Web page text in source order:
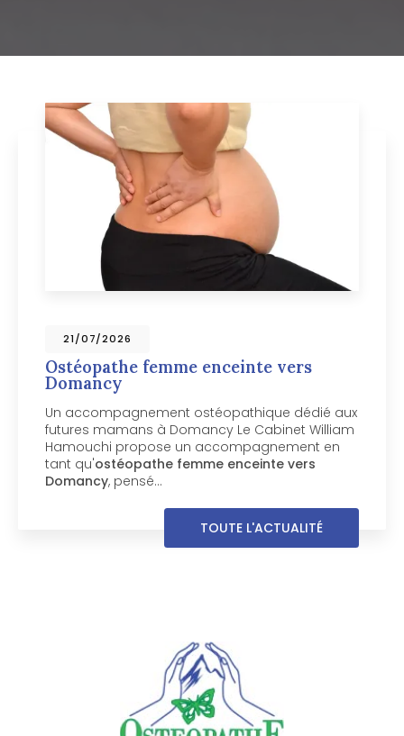
enceinte vers
ostéopathique dédié aux
à Domancy Le Cabinet William
un accompagnement en
femme enceinte vers
Votre chien
près de
boite, manque
inconfortable